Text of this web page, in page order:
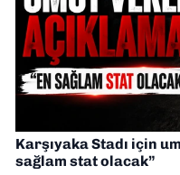
Karşıyaka Stadı için
sağlam stat olacak”